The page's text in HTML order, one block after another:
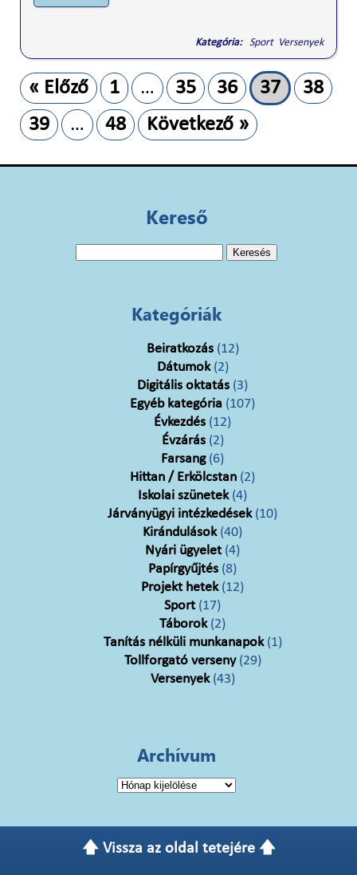
Kategória: Sport Versenyek
« Előző 1 … 35 36 37
38
39
… 48 Következő »
Kereső
Kategóriák
Beiratkozás(12)
Dátumok(2)
Digitális oktatás (3)
Egyéb kategória (107)
Évkezdés (12)
Évzárás(2)
Farsang(6)
Hittan / Erkölcstan (2)
Iskolai szünetek(4)
Járványügyi intézkedések(10)
Kirándulások(40)
Nyári ügyelet(4)
Papírgyűjtés (8)
Projekt hetek(12)
Sport(17)
Táborok(2)
Tanítás nélküli munkanapok(1)
Tollforgató verseny(29)
Versenyek(43)
Archívum
Archívum
🡅 Vissza az oldal tetejére 🡅